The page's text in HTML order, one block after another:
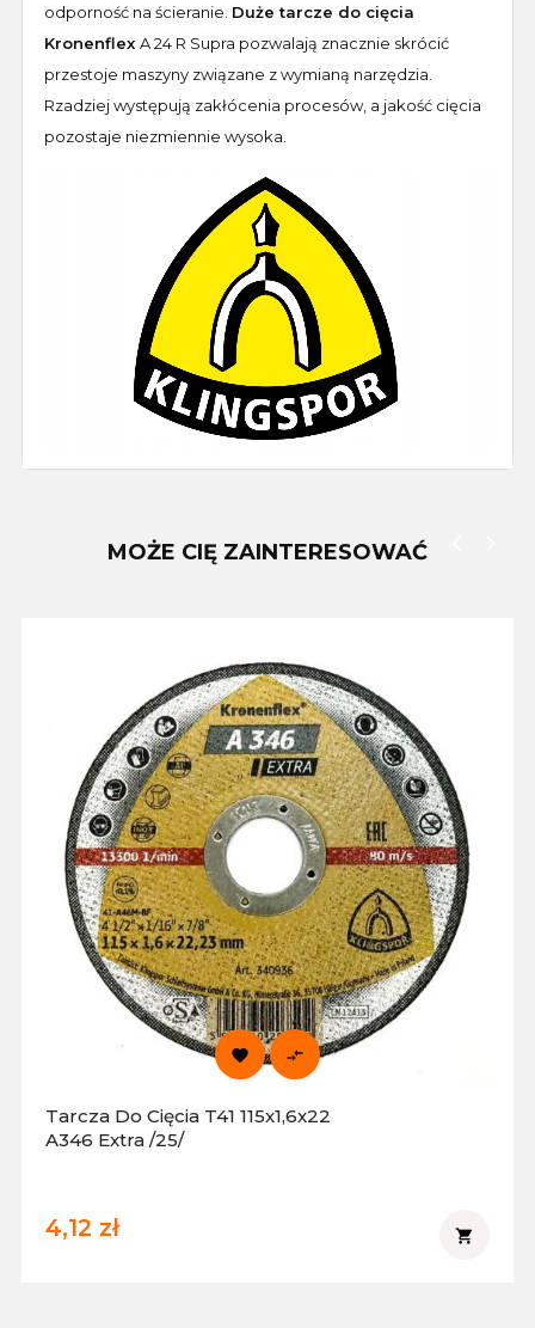
odporność na ścieranie. Duże tarcze do cięcia
Kronenflex A 24 R Supra pozwalają znacznie skrócić
przestoje maszyny związane z wymianą narzędzia.
Rzadziej występują zakłócenia procesów, a jakość cięcia
pozostaje niezmiennie wysoka.
MOŻE CIĘ ZAINTERESOWAĆ
 
Tarcza Do Cięcia T41 115x1,6x22
A346 Extra /25/
4,12 zł 